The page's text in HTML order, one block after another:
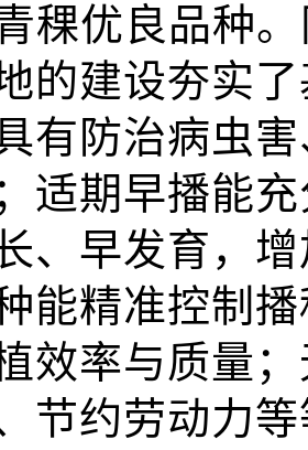
稞优良品种
的建设夯实
有防治病虫
适期早播能
、早发育，
能精准控制
效率与质量
节约劳动力